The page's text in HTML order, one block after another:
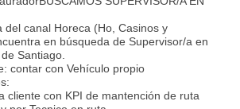
del canal Horeca (Ho, Casinos y
en búsqueda de Supervisor/a en
Santiago.
contar con Vehículo propio
cliente con KPI de mantención de ruta